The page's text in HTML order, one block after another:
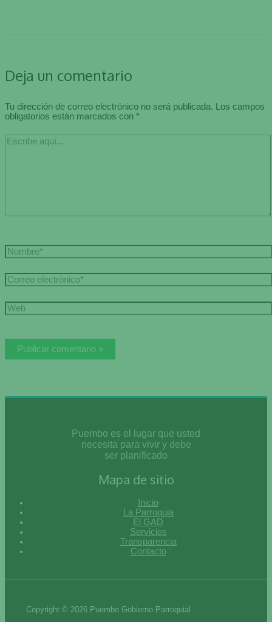
Deja un comentario
Tu dirección de correo electrónico no será publicada. Los campos
obligatorios están marcados con *
Escribe
Nombre*
Correo
electrónico*
Web
Puembo es el lugar que usted
necesita para vivir y debe
ser planificado
Mapa de sitio
Inicio
La Parroquia
El GAD
Servicios
Transparencia
Contacto
Copyright © 2026 Puembo Gobierno Parroquial